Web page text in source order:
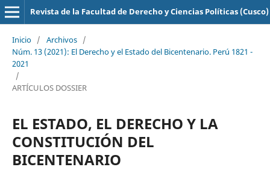
Revista de la Facultad de Derecho y Ciencias Políticas (Cusco)
Inicio / Archivos /
Núm. 13 (2021): El Derecho y el Estado del Bicentenario. Perú 1821 -
2021
/
ARTÍCULOS DOSSIER
EL ESTADO, EL DERECHO Y LA
CONSTITUCIÓN DEL
BICENTENARIO